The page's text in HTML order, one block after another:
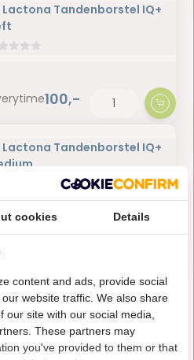
Lactona Tandenborstel IQ+
100,-
Lactona Tandenborstel IQ+
100,-
5 6 ... 15
cookies Details
content and ads, provide social
website traffic. We also share
our site with our social media,
These partners may
you've provided to them or that